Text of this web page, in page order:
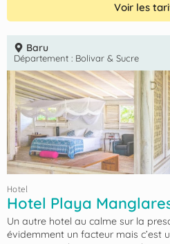
Voir les
Baru
Département : Bolivar & Sucre
Hotel
Hotel Playa
Un autre hotel au calme sur la
évidemment un facteur mais c’est